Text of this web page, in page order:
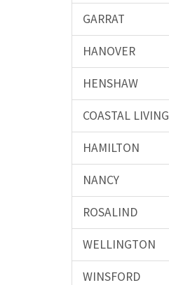
GARRAT
HANOVER
HENSHAW
COASTAL LIVING
HAMILTON
NANCY
ROSALIND
WELLINGTON
WINSFORD